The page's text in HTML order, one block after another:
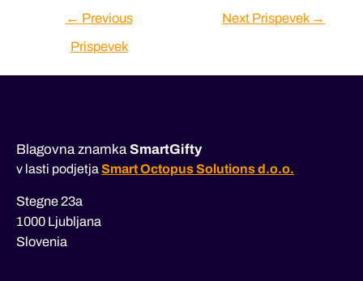
Navigacija
prispevka
← Previous
Prispevek
Next Prispevek →
Blagovna znamka SmartGifty
v lasti podjetja Smart Octopus Solutions d.o.o.
Stegne 23a
1000 Ljubljana
Slovenia